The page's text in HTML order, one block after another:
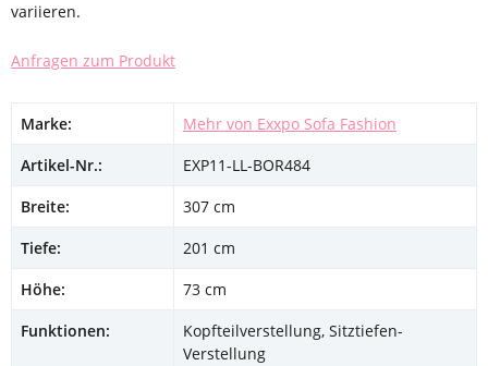
variieren.
Anfragen zum Produkt
Marke:
Mehr von Exxpo Sofa Fashion
Artikel-Nr.:
EXP11-LL-BOR484
Breite:
307 cm
Tiefe:
201 cm
Höhe:
73 cm
Funktionen:
Kopfteilverstellung, Sitztiefen-
Verstellung